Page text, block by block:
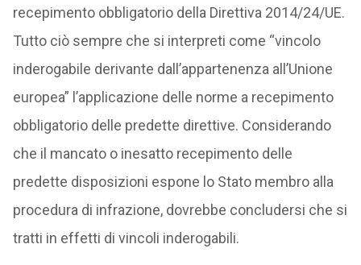
recepimento obbligatorio della Direttiva 2014/24/UE.
Tutto ciò sempre che si interpreti come “vincolo
inderogabile derivante dall’appartenenza all’Unione
europea” l’applicazione delle norme a recepimento
obbligatorio delle predette direttive. Considerando
che il mancato o inesatto recepimento delle
predette disposizioni espone lo Stato membro alla
procedura di infrazione, dovrebbe concludersi che si
tratti in effetti di vincoli inderogabili.